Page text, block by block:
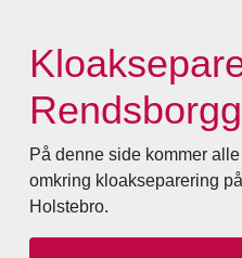
På denne side kommer
omkring kloakseparering
Holstebro.